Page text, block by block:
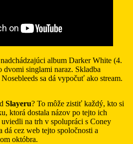
album Darker White (4.
singlami naraz. Skladba
sa dá vypočuť ako stream.
Slayeru? To môže zistiť každý, kto si
ktorá dostala názov po tejto ich
na trh v spolupráci s Coney
dá cez web tejto spoločnosti a
októbra.